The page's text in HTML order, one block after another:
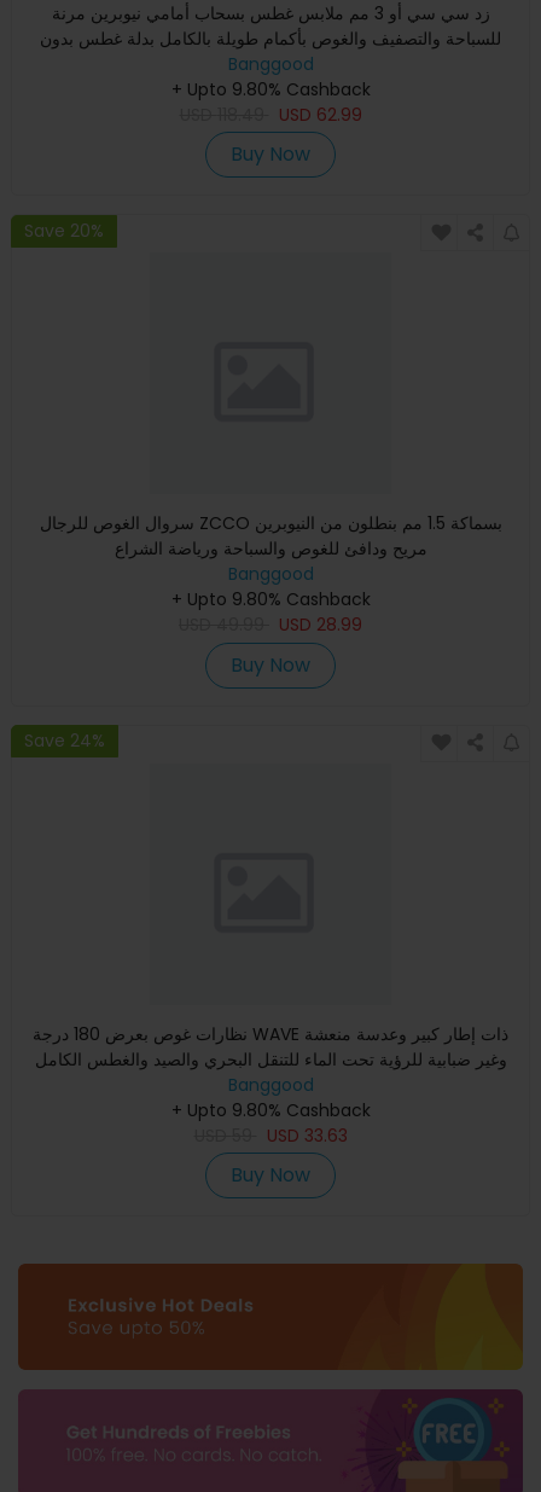
زد سي سي أو 3 مم ملابس غطس بسحاب أمامي نيوبرين مرنة
للسباحة والتصفيف والغوص بأكمام طويلة بالكامل بدلة غطس بدون
أكمام ريا
Banggood
+ Upto 9.80% Cashback
USD 62.99
Buy Now
Save 20%
سروال الغوص للرجال ZCCO بسماكة 1.5 مم بنطلون من النيوبرين
مريح ودافئ للغوص والسباحة ورياضة الشراع
Banggood
+ Upto 9.80% Cashback
USD 28.99
Buy Now
Save 24%
نظارات غوص بعرض 180 درجة WAVE ذات إطار كبير وعدسة منعشة
وغير ضبابية للرؤية تحت الماء للتنقل البحري والصيد والغطس الكامل
Banggood
+ Upto 9.80% Cashback
USD 33.63
Buy Now